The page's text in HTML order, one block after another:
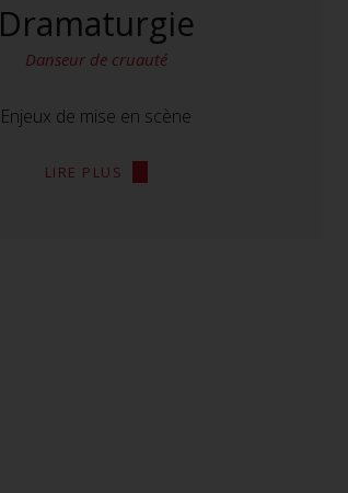
Dramaturgie
Danseur de cruauté
Enjeux de mise en scène
LIRE PLUS